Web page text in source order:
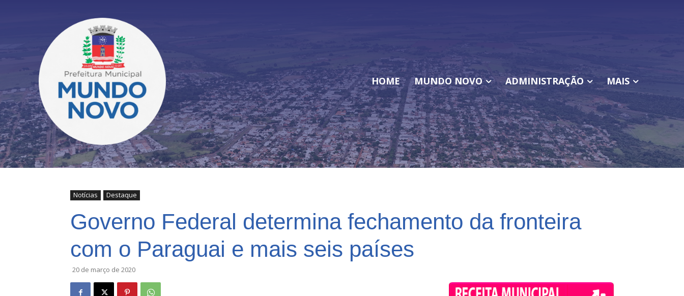
HOME MUNDO NOVO ADMINISTRAÇÃO MAIS
Notícias Destaque
Governo Federal determina fechamento da fronteira
com o Paraguai e mais seis países
20 de março de 2020